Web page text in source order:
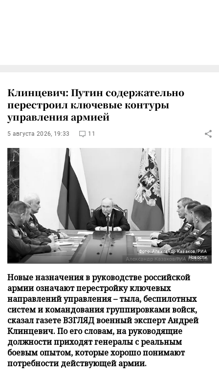
Клинцевич: Путин содержательно
перестроил ключевые контуры
управления армией
5 августа 2026, 19:33 11
Фото: Александр Казаков/РИА
Новости
Новые назначения в руководстве российской
армии означают перестройку ключевых
направлений управления – тыла, беспилотных
систем и командования группировками войск,
сказал газете ВЗГЛЯД военный эксперт Андрей
Клинцевич. По его словам, на руководящие
должности приходят генералы с реальным
боевым опытом, которые хорошо понимают
потребности действующей армии.